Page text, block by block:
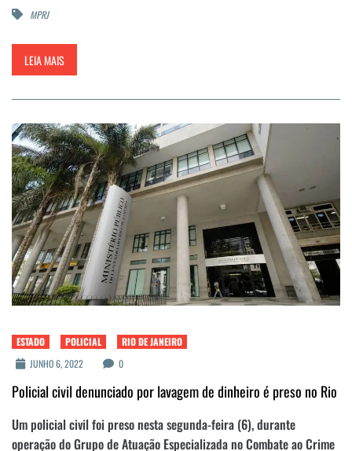
MPRJ
LEIA MAIS
ESTADO POLICIAL
RIO DE JANEIRO
JUNHO 6, 2022
0
Policial civil denunciado por lavagem de dinheiro é preso no Rio
Um policial civil foi preso nesta segunda-feira (6), durante
operação do Grupo de Atuação Especializada no Combate ao Crime